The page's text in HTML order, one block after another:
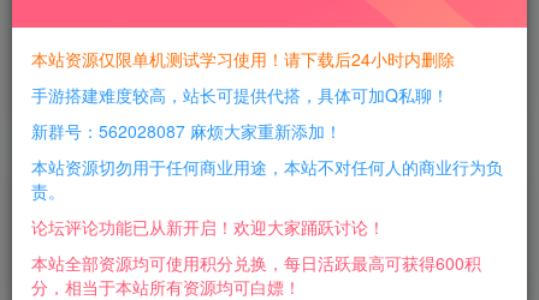
一键安装
源码 游戏 教程 搭建 卡牌
论坛
热门
index 元神 新版本 神话 企业
文章
排序 最新 热门 点赞 评论 收藏 销量
本站资源仅限单机测试学习使用！请下载后24小时内删除
手游搭建难度较高，站长可提供代搭，具体可加Q私聊！
新群号：562028087 麻烦大家重新添加！
本站资源切勿用于任何商业用途，本站不对任何人的商业行为负
责。
论坛评论功能已从新开启！欢迎大家踊跃讨论！
本站全部资源均可使用积分兑换，每日活跃最高可获得600积
分，相当于本站所有资源均可白嫖！